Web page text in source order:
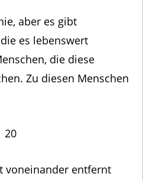
aber es gibt
es lebenswert
die diese
Zu diesen Menschen
20
voneinander entfernt